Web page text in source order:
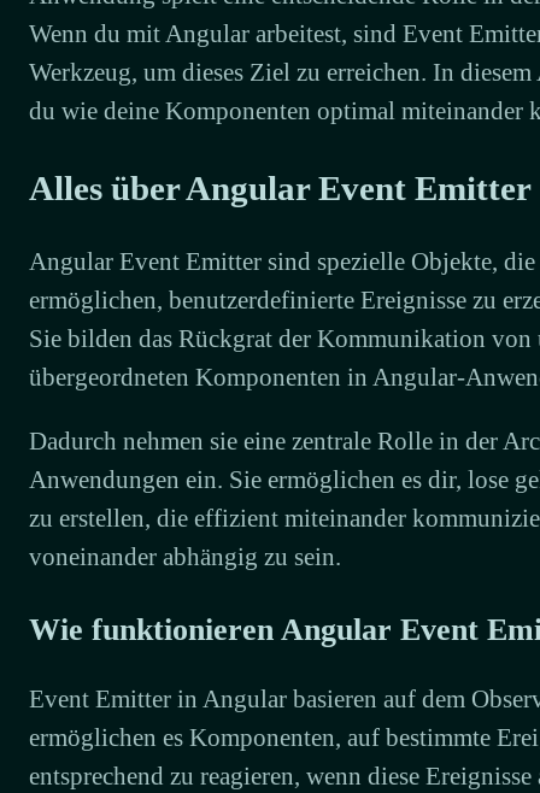
Wenn du mit Angular arbeitest, sind Event
Werkzeug, um dieses Ziel zu erreichen. In
du wie deine Komponenten optimal miteinander
Alles über Angular Event Emitter
Angular Event Emitter sind spezielle Objekte,
ermöglichen, benutzerdefinierte Ereignisse zu
Sie bilden das Rückgrat der Kommunikation von
übergeordneten Komponenten in Angular-
Dadurch nehmen sie eine zentrale Rolle in der
Anwendungen ein. Sie ermöglichen es dir, lose
zu erstellen, die effizient miteinander
voneinander abhängig zu sein.
Wie funktionieren Angular Event
Event Emitter in Angular basieren auf dem
ermöglichen es Komponenten, auf bestimmte
entsprechend zu reagieren, wenn diese